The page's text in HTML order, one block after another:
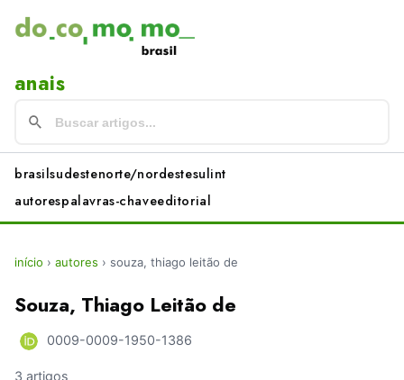
anais
brasilsudestenorte/nordestesulint
autorespalavras-chaveeditorial
início › autores › souza, thiago leitão de
Souza, Thiago Leitão de
0009-0009-1950-1386
3 artigos